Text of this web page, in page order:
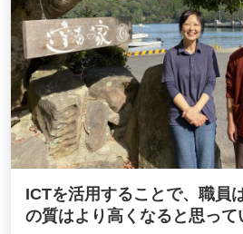
ICTを活用することで、職員
の質はより高くなると思って